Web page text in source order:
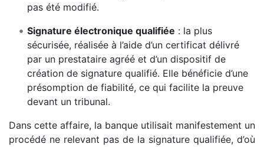
pas été modifié.
Signature électronique qualifiée : la plus
sécurisée, réalisée à l’aide d’un certificat délivré
par un prestataire agréé et d’un dispositif de
création de signature qualifié. Elle bénéficie d’une
présomption de fiabilité, ce qui facilite la preuve
devant un tribunal.
Dans cette affaire, la banque utilisait manifestement un
procédé ne relevant pas de la signature qualifiée, d’où